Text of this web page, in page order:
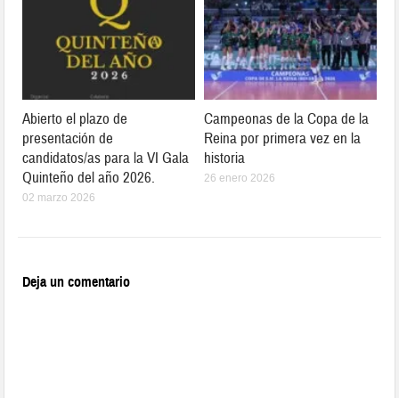
Abierto el plazo de
presentación de
candidatos/as para la VI Gala
Quinteño del año 2026.
02 marzo 2026
Campeonas de la Copa de la
Reina por primera vez en la
historia
26 enero 2026
Deja un comentario